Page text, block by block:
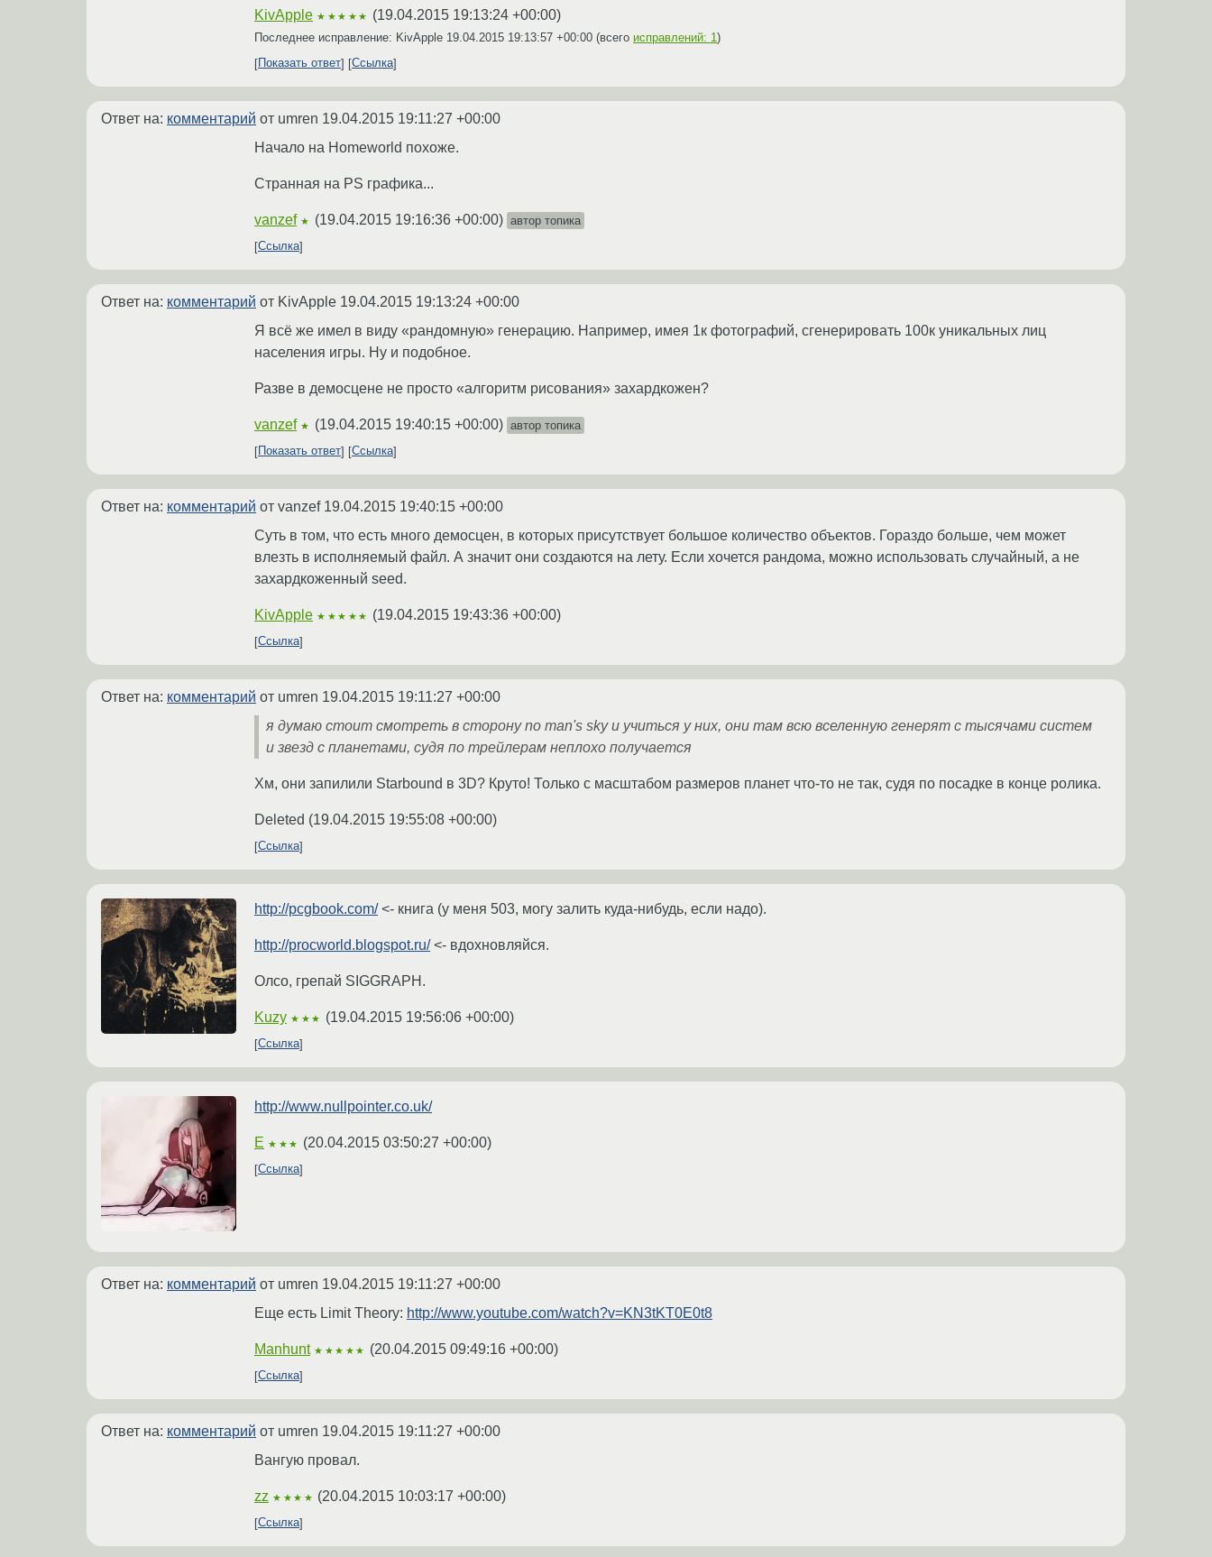
KivApple ★★★★★ (19.04.2015 19:13:24 +00:00)
Последнее исправление: KivApple 19.04.2015 19:13:57 +00:00 (всего исправлений: 1 )
Показать ответ
Ссылка
Ответ на: комментарий от umren 19.04.2015 19:11:27 +00:00
Начало на Homeworld похоже.
Странная на PS графика...
vanzef ★ (19.04.2015 19:16:36 +00:00) автор топика
Ссылка
Ответ на: комментарий от KivApple 19.04.2015 19:13:24 +00:00
Я всё же имел в виду «рандомную» генерацию. Например, имея 1к фотографий, сгенерировать 100к уникальных лиц
населения игры. Ну и подобное.
Разве в демосцене не просто «алгоритм рисования» захардкожен?
vanzef ★ (19.04.2015 19:40:15 +00:00) автор топика
Показать ответ
Ссылка
Ответ на: комментарий от vanzef 19.04.2015 19:40:15 +00:00
Суть в том, что есть много демосцен, в которых присутствует большое количество объектов. Гораздо больше, чем может
влезть в исполняемый файл. А значит они создаются на лету. Если хочется рандома, можно использовать случайный, а не
захардкоженный seed.
KivApple ★★★★★ (19.04.2015 19:43:36 +00:00)
Ссылка
Ответ на: комментарий от umren 19.04.2015 19:11:27 +00:00
я думаю стоит смотреть в сторону no man's sky и учиться у них, они там всю вселенную генерят с тысячами систем
и звезд с планетами, судя по трейлерам неплохо получается
Хм, они запилили Starbound в 3D? Круто! Только с масштабом размеров планет что-то не так, судя по посадке в конце ролика.
Deleted (19.04.2015 19:55:08 +00:00)
Ссылка
http://pcgbook.com/<- книга (у меня 503, могу залить куда-нибудь, если надо).
http://procworld.blogspot.ru/<- вдохновляйся.
Олсо, грепай SIGGRAPH.
Kuzy ★★★ (19.04.2015 19:56:06 +00:00)
Ссылка
http://www.nullpointer.co.uk/
E ★★★ (20.04.2015 03:50:27 +00:00)
Ссылка
Ответ на: комментарий от umren 19.04.2015 19:11:27 +00:00
Еще есть Limit Theory: http://www.youtube.com/watch?v=KN3tKT0E0t8
Manhunt ★★★★★ (20.04.2015 09:49:16 +00:00)
Ссылка
Ответ на: комментарий от umren 19.04.2015 19:11:27 +00:00
Вангую провал.
zz ★★★★ (20.04.2015 10:03:17 +00:00)
Ссылка